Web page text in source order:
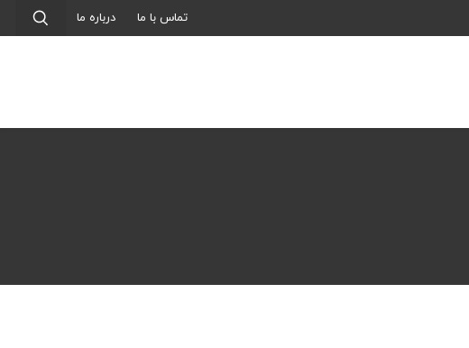
تماس با ما درباره ما